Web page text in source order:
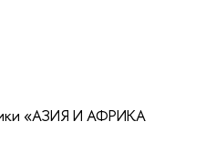
«АЗИЯ И АФРИКА